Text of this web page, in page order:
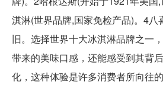
淇淋(世界品牌,国家免检产品)。4八
旧。选择世界十大冰淇淋品牌之一
带来的美味口感，还能感受到其背
化，这种体验是许多消费者所向往的